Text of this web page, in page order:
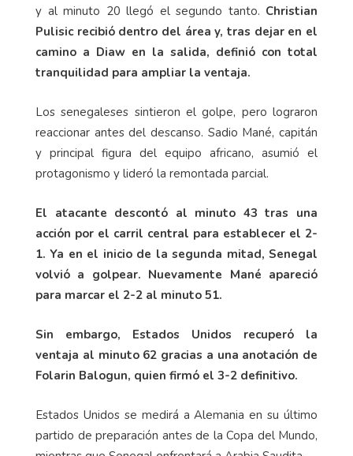
y al minuto 20 llegó el segundo tanto. Christian
Pulisic recibió dentro del área y, tras dejar en el
camino a Diaw en la salida, definió con total
tranquilidad para ampliar la ventaja.
Los senegaleses sintieron el golpe, pero lograron
reaccionar antes del descanso. Sadio Mané, capitán
y principal figura del equipo africano, asumió el
protagonismo y lideró la remontada parcial.
El atacante descontó al minuto 43 tras una
acción por el carril central para establecer el 2-
1. Ya en el inicio de la segunda mitad, Senegal
volvió a golpear. Nuevamente Mané apareció
para marcar el 2-2 al minuto 51.
Sin embargo, Estados Unidos recuperó la
ventaja al minuto 62 gracias a una anotación de
Folarin Balogun, quien firmó el 3-2 definitivo.
Estados Unidos se medirá a Alemania en su último
partido de preparación antes de la Copa del Mundo,